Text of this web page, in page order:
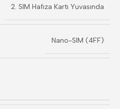
2. SIM Hafıza Kartı Yuvasında
Nano-SIM (4FF)